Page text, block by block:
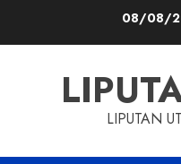
08/08/
LIPUTAN